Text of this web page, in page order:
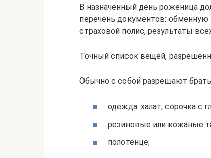
В назначенный день роженица
перечень документов: обменную
страховой полис, результаты
Точный список вещей,
Обычно с собой разрешают
одежда: халат, сорочка с
резиновые или кожаные
полотенце;